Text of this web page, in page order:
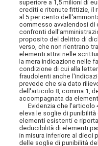
superiore a 1,5 milioni di
crediti e ritenute fittizie, il
al 5 per cento
commesso avvalendosi
confronti
proposito del delitto di
verso, che non rientrano
elementi attivi nelle
la mera indicazione nelle
condizione di cui alla
fraudolenti anche
prevede che sia dato
dell'articolo 8, comma 1,
accompagnata da
Evidenzia che l'articolo
eleva le soglie di
elementi esistenti e
deducibilità di elementi
in misura inferiore al dieci
delle soglie di punibilità